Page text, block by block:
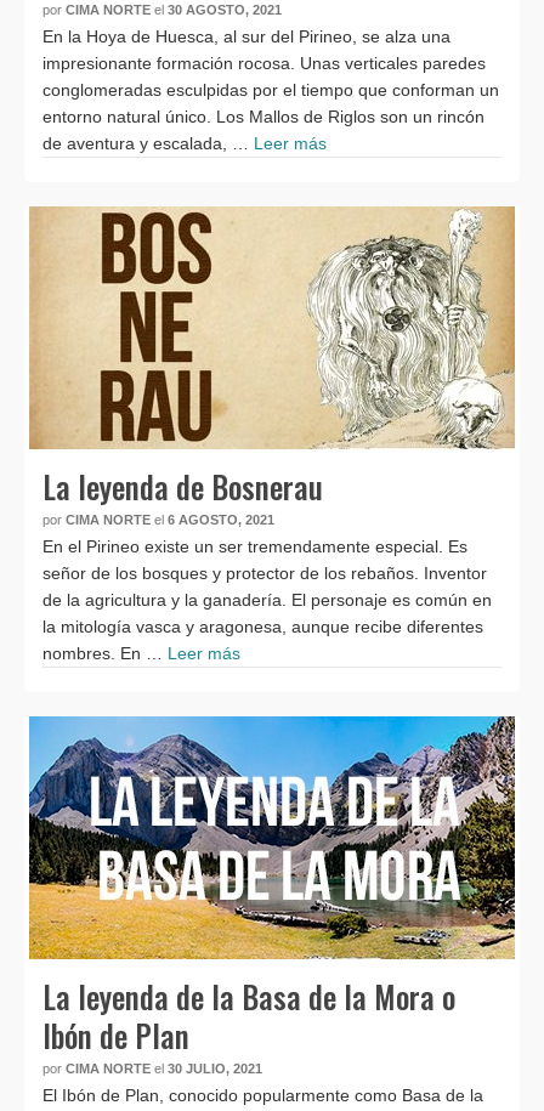
por CIMA NORTE el 30 AGOSTO, 2021
En la Hoya de Huesca, al sur del Pirineo, se alza una
impresionante formación rocosa. Unas verticales paredes
conglomeradas esculpidas por el tiempo que conforman un
entorno natural único. Los Mallos de Riglos son un rincón
de aventura y escalada, … Leer más
La leyenda de Bosnerau
por CIMA NORTE el 6 AGOSTO, 2021
En el Pirineo existe un ser tremendamente especial. Es
señor de los bosques y protector de los rebaños. Inventor
de la agricultura y la ganadería. El personaje es común en
la mitología vasca y aragonesa, aunque recibe diferentes
nombres. En … Leer más
La leyenda de la Basa de la Mora o
Ibón de Plan
por CIMA NORTE el 30 JULIO, 2021
El Ibón de Plan, conocido popularmente como Basa de la